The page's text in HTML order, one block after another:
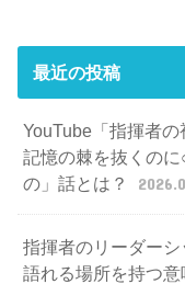
最近の投稿
YouTube「指揮者
記憶の棘を抜くの
の」話とは？
指揮者のリーダー
語れる場所を持つ意